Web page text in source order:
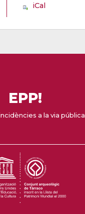
iCal
EPP!
a la via pública